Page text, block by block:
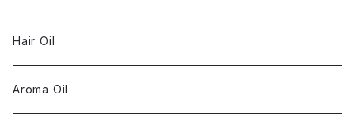
Hair Oil
Aroma Oil